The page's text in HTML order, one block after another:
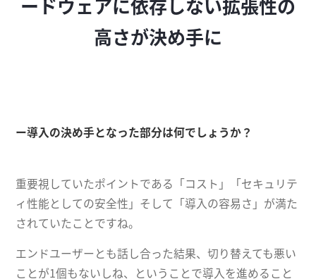
ードウェアに依存しない拡張性の
高さが決め手に
ー導入の決め手となった部分は何でしょうか？
重要視していたポイントである「コスト」「セキュリテ
ィ性能としての安全性」そして「導入の容易さ」が満た
されていたことですね。
エンドユーザーとも話し合った結果、切り替えても悪い
ことが1個もないしね、ということで導入を進めること